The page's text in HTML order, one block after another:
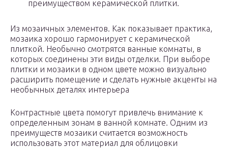
преимуществом керамической плитки.
Из мозаичных элементов. Как показывает практика,
мозаика хорошо гармонирует с керамической
плиткой. Необычно смотрятся ванные комнаты, в
которых соединены эти виды отделки. При выборе
плитки и мозаики в одном цвете можно визуально
расширить помещение и сделать нужные акценты на
необычных деталях интерьера
Контрастные цвета помогут привлечь внимание к
определенным зонам в ванной комнате. Одним из
преимуществ мозаики считается возможность
использовать этот материал для облицовки